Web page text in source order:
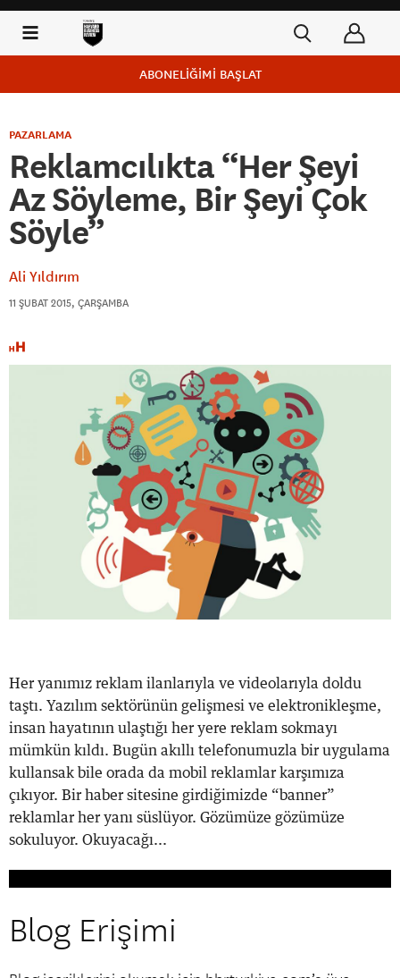
ABONELİĞİMİ BAŞLAT
PAZARLAMA
Reklamcılıkta “Her Şeyi
Az Söyleme, Bir Şeyi Çok
Söyle”
Ali Yıldırım
11 ŞUBAT 2015, ÇARŞAMBA
Her yanımız reklam ilanlarıyla ve videolarıyla doldu
taştı. Yazılım sektörünün gelişmesi ve elektronikleşme,
insan hayatının ulaştığı her yere reklam sokmayı
mümkün kıldı. Bugün akıllı telefonumuzla bir uygulama
kullansak bile orada da mobil reklamlar karşımıza
çıkıyor. Bir haber sitesine girdiğimizde “banner”
reklamlar her yanı süslüyor. Gözümüze gözümüze
sokuluyor. Okuyacağı...
Blog Erişimi